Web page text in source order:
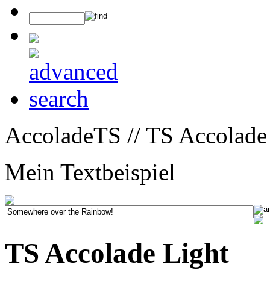
AccoladeTS // TS
Mein Textbeispiel
TS Accolade Light